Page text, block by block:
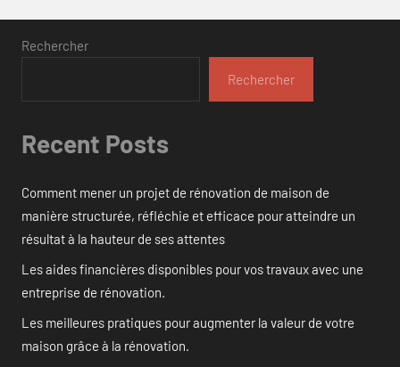
Rechercher
Rechercher
Recent Posts
Comment mener un projet de rénovation de maison de
manière structurée, réfléchie et efficace pour atteindre un
résultat à la hauteur de ses attentes
Les aides financières disponibles pour vos travaux avec une
entreprise de rénovation.
Les meilleures pratiques pour augmenter la valeur de votre
maison grâce à la rénovation.